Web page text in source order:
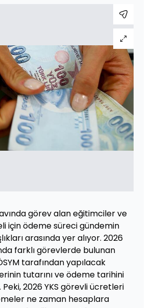
görev alan eğitimciler ve
için ödeme süreci gündemin
arasında yer alıyor. 2026
farklı görevlerde bulunan
tarafından yapılacak
tutarını ve ödeme tarihini
2026 YKS görevli ücretleri
ne zaman hesaplara